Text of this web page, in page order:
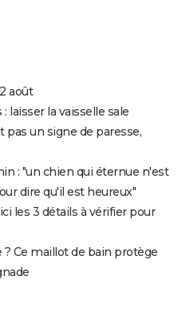
août
laisser la vaisselle sale
pas un signe de paresse,
: "un chien qui éternue n'est
dire qu'il est heureux"
les 3 détails à vérifier pour
Ce maillot de bain protège